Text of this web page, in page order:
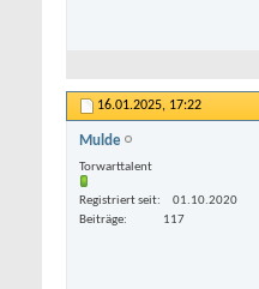
16.01.2025, 17:22
Mulde
Torwarttalent
Registriert seit
01.10.2020
Beiträge
117